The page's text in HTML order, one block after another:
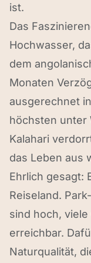
ist.
Das
Hochwasser,
dem
Monaten
ausgerechnet
höchsten unter
Kalahari
das Leben aus
Ehrlich gesagt:
Reiseland.
sind hoch,
erreichbar.
Naturqualität,